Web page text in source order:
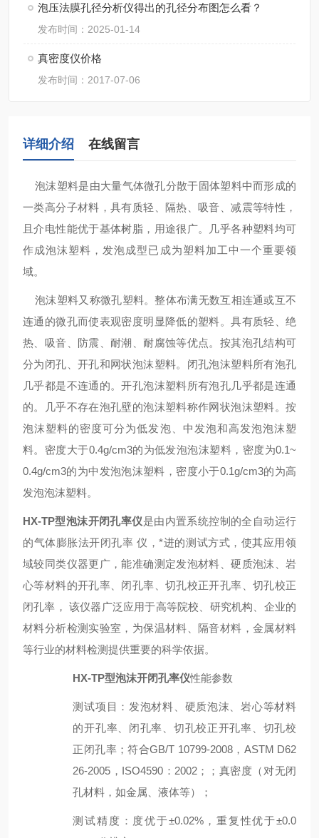
泡压法膜孔径分析仪得出的孔径分布图怎么看？
发布时间：2025-01-14
真密度仪价格
发布时间：2017-07-06
详细介绍 在线留言
泡沫塑料是由大量气体微孔分散于固体塑料中而形成的
一类高分子材料，具有质轻、隔热、吸音、减震等特性，
且介电性能优于基体树脂，用途很广。几乎各种塑料均可
作成泡沫塑料，发泡成型已成为塑料加工中一个重要领
域。
泡沫塑料又称微孔塑料。整体布满无数互相连通或互不
连通的微孔而使表观密度明显降低的塑料。具有质轻、绝
热、吸音、防震、耐潮、耐腐蚀等优点。按其泡孔结构可
分为闭孔、开孔和网状泡沫塑料。闭孔泡沫塑料所有泡孔
几乎都是不连通的。开孔泡沫塑料所有泡孔几乎都是连通
的。几乎不存在泡孔壁的泡沫塑料称作网状泡沫塑料。按
泡沫塑料的密度可分为低发泡、中发泡和高发泡泡沫塑
料。密度大于0.4g/cm3的为低发泡泡沫塑料，密度为0.1~
0.4g/cm3的为中发泡泡沫塑料，密度小于0.1g/cm3的为高
发泡泡沫塑料。
HX-TP型泡沫开闭孔率仪是由内置系统控制的全自动运行
的气体膨胀法开闭孔率 仪，*进的测试方式，使其应用领
域较同类仪器更广，能准确测定发泡材料、硬质泡沫、岩
心等材料的开孔率、闭孔率、切孔校正开孔率、切孔校正
闭孔率 ， 该仪器广泛应用于高等院校、研究机构、企业的
材料分析检测实验室，为保温材料、隔音材料，金属材料
等行业的材料检测提供重要的科学依据。
HX-TP型泡沫开闭孔率仪性能参数
测试项目：发泡材料、硬质泡沫、岩心等材料
的开孔率、闭孔率、切孔校正开孔率、切孔校
正闭孔率；符合GB/T 10799-2008，ASTM D62
26-2005，ISO4590：2002；
； 真密度（对无闭
孔材料，如金属、液体等）；
测试精度 ： 度优于±0.02%，重复性优于±0.0